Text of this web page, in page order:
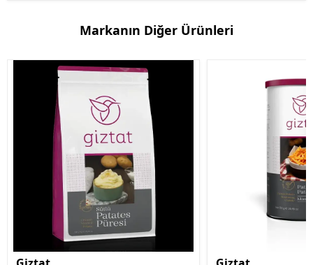
Markanın Diğer Ürünleri